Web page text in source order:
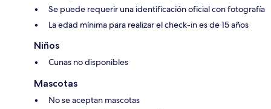
Se puede requerir una identificación oficial con fotografía
La edad mínima para realizar el check-in es de 15 años
Niños
Cunas no disponibles
Mascotas
No se aceptan mascotas